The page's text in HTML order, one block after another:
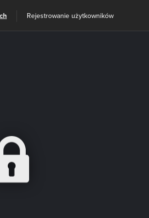
Rejestrowanie użytkowników